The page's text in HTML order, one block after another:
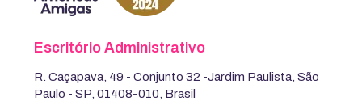
Escritório Administrativo
R. Caçapava, 49 - Conjunto 32 -Jardim Paulista, São
Paulo - SP, 01408-010, Brasil